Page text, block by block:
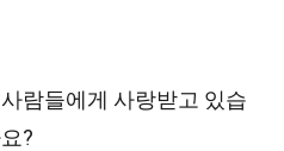
람들에게 사랑받고 있습
?